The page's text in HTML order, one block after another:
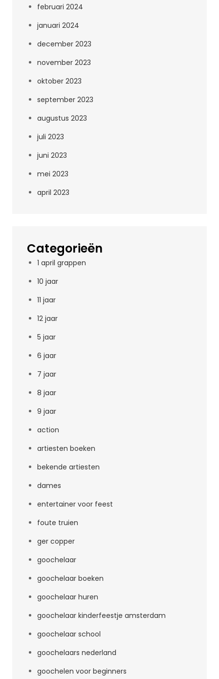
februari 2024
januari 2024
december 2023
november 2023
oktober 2023
september 2023
augustus 2023
juli 2023
juni 2023
mei 2023
april 2023
Categorieën
1 april grappen
10 jaar
11 jaar
12 jaar
5 jaar
6 jaar
7 jaar
8 jaar
9 jaar
action
artiesten boeken
bekende artiesten
dames
entertainer voor feest
foute truien
ger copper
goochelaar
goochelaar boeken
goochelaar huren
goochelaar kinderfeestje amsterdam
goochelaar school
goochelaars nederland
goochelen voor beginners